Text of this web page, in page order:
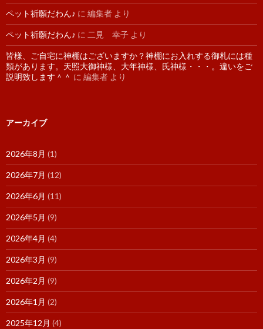
ペット祈願だわん♪ に 編集者 より
ペット祈願だわん♪ に 二見 幸子 より
皆様、ご自宅に神棚はございますか？神棚にお入れする御札には種
類があります。天照大御神様、大年神様、氏神様・・・。違いをご
説明致します＾＾ に 編集者 より
アーカイブ
2026年8月 (1)
2026年7月 (12)
2026年6月 (11)
2026年5月 (9)
2026年4月 (4)
2026年3月 (9)
2026年2月 (9)
2026年1月 (2)
2025年12月 (4)